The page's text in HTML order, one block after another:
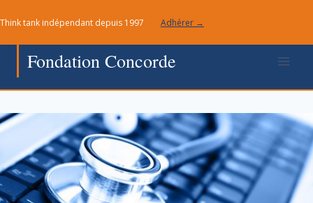
au
contenu
Think tank indépendant depuis 1997 Adhérer →
Fondation Concorde